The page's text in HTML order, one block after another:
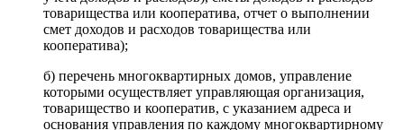
товарищества или кооператива, отчет о выполнении
смет доходов и расходов товарищества или
кооператива);
б) перечень многоквартирных домов, управление
которыми осуществляет управляющая организация,
товарищество и кооператив, с указанием адреса и
основания управления по каждому многоквартирному